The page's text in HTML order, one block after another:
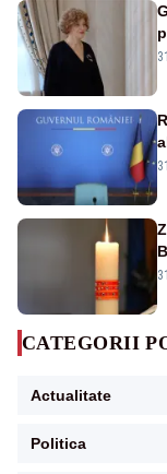
CATEGORII
Actualitate
Politica